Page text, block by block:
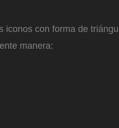
iconos con forma de
manera: